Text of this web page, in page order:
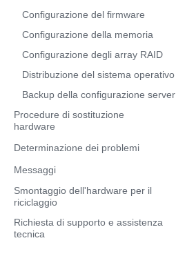
Configurazione del firmware
Configurazione della memoria
Configurazione degli array RAID
Distribuzione del sistema operativo
Backup della configurazione server
Procedure di sostituzione
hardware
Determinazione dei problemi
Messaggi
Smontaggio dell'hardware per il
riciclaggio
Richiesta di supporto e assistenza
tecnica